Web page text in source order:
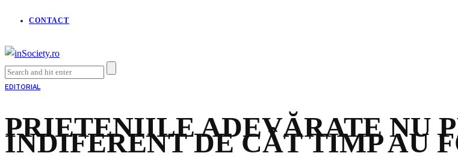
CONTACT
EDITORIAL
PRIETENIILE ADEVĂRATE NU
INDIFERENT DE CÂT TIMP AU